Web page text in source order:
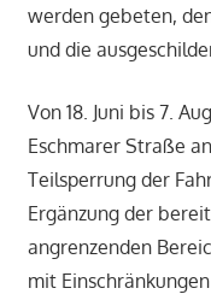
werden gebeten,
und die
Von 18. Juni bis 7.
Eschmarer Straße
Teilsperrung der
Ergänzung der
angrenzenden
mit